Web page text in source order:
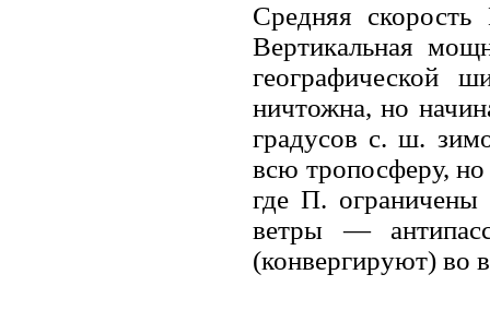
Средняя
Вертикальная
ничтожна, но
градусов с. ш.
всю тропосферу,
где П.
ветры —
(конвергируют) во